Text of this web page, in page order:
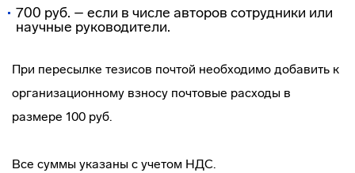
700 руб. – если в числе авторов сотрудники или
научные руководители.
При пересылке тезисов почтой необходимо добавить к
организационному взносу почтовые расходы в
размере 100 руб.
Все суммы указаны с учетом НДС.